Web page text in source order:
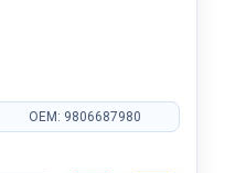
OEM: 9806687980